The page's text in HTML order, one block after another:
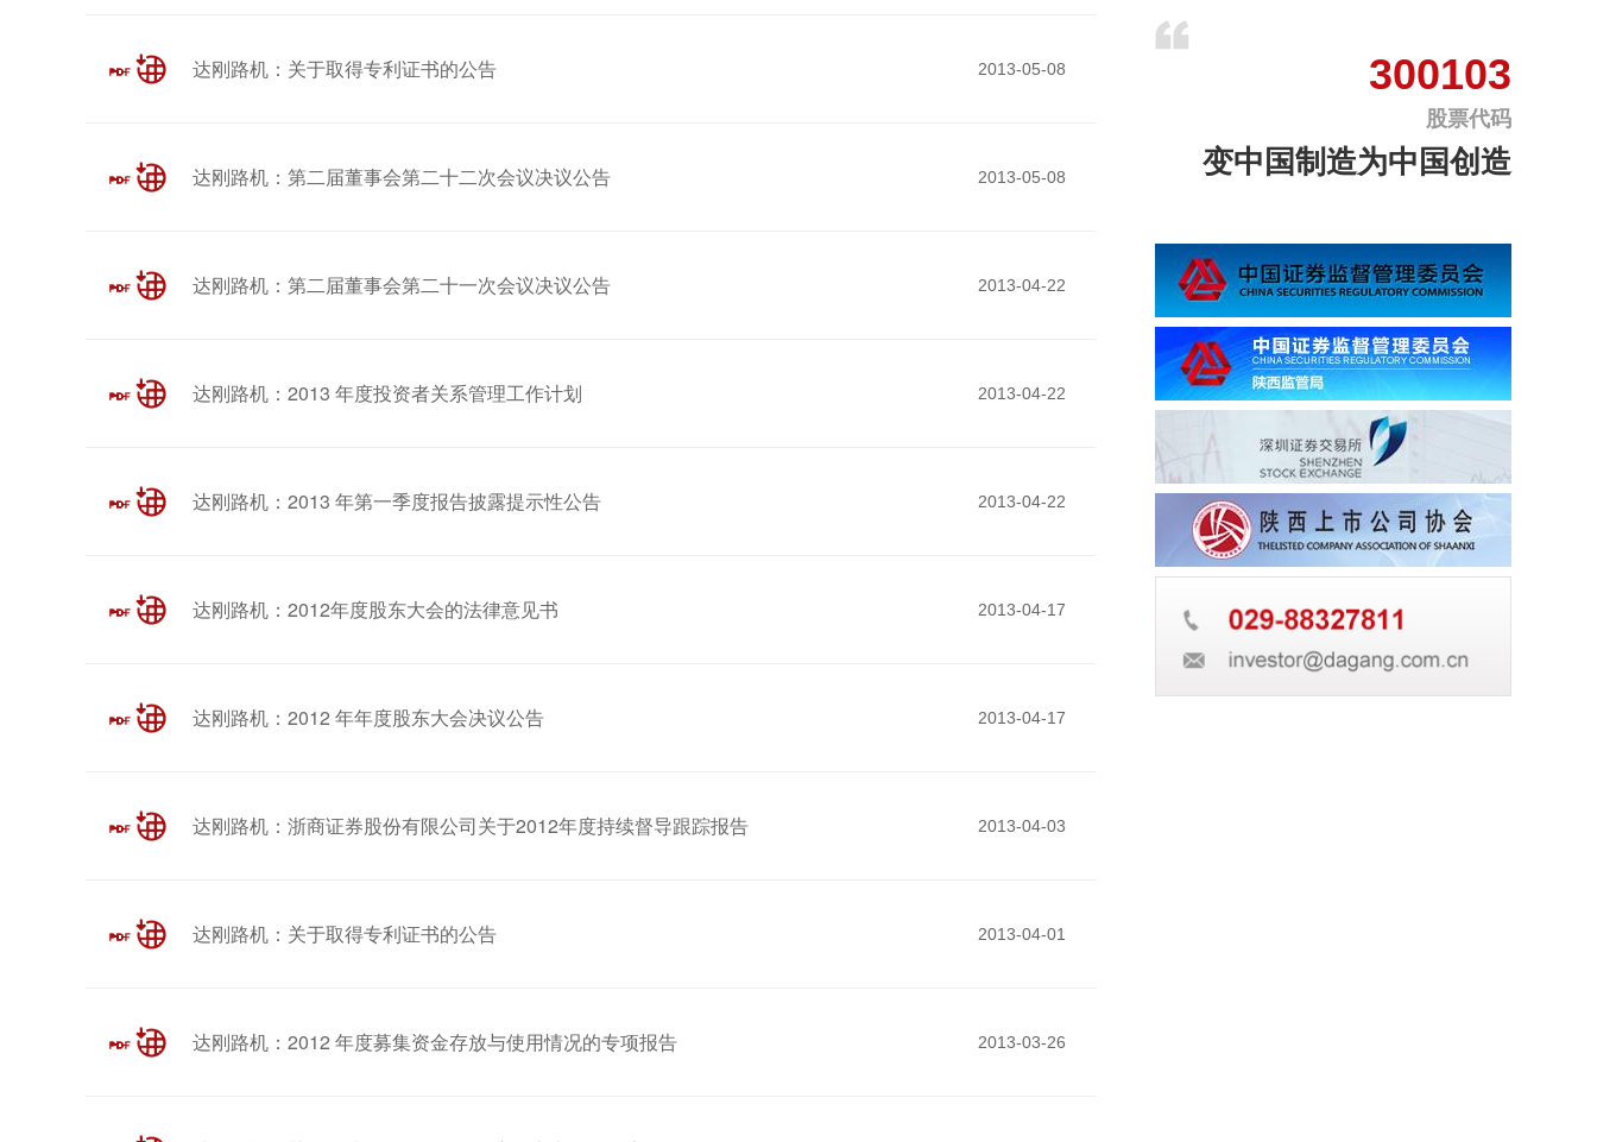
300103
股票代码
变中国制造为中国创造
2013-05-08
达刚路机：关于取得专利证书的公告
2013-05-08
达刚路机：第二届董事会第二十二次会议决议公告
2013-04-22
达刚路机：第二届董事会第二十一次会议决议公告
2013-04-22
达刚路机：2013 年度投资者关系管理工作计划
2013-04-22
达刚路机：2013 年第一季度报告披露提示性公告
2013-04-17
达刚路机：2012年度股东大会的法律意见书
2013-04-17
达刚路机：2012 年年度股东大会决议公告
2013-04-03
达刚路机：浙商证券股份有限公司关于2012年度持续督导跟踪报告
2013-04-01
达刚路机：关于取得专利证书的公告
2013-03-26
达刚路机：2012 年度募集资金存放与使用情况的专项报告